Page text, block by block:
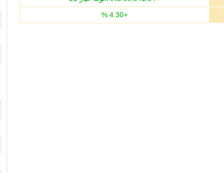
+
4.30
%